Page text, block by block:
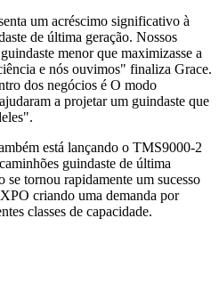
um acréscimo significativo à
de última geração. Nossos
menor que maximizasse a
e nós ouvimos" finaliza Grace.
dos negócios é O modo
a projetar um guindaste que
está lançando o TMS9000-2
guindaste de última
se tornou rapidamente um sucesso
criando uma demanda por
classes de capacidade.